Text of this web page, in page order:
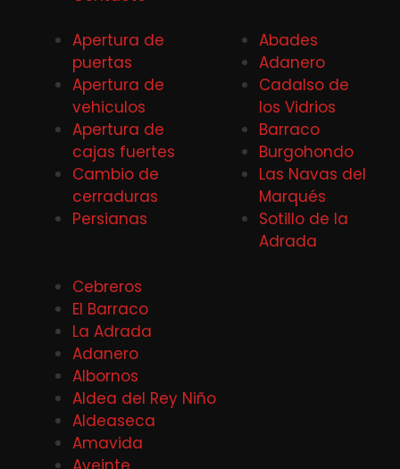
Apertura de
puertas
Apertura de
vehiculos
Apertura de
cajas fuertes
Cambio de
cerraduras
Persianas
Abades
Adanero
Cadalso de
los Vidrios
Barraco
Burgohondo
Las Navas del
Marqués
Sotillo de la
Adrada
Cebreros
El Barraco
La Adrada
Adanero
Albornos
Aldea del Rey Niño
Aldeaseca
Amavida